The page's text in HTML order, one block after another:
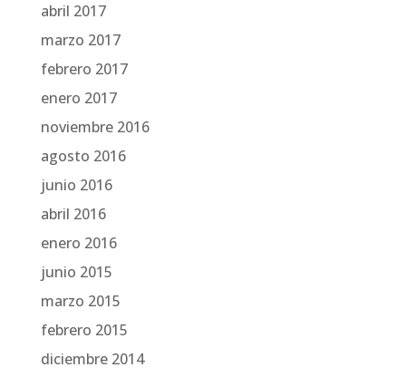
abril 2017
marzo 2017
febrero 2017
enero 2017
noviembre 2016
agosto 2016
junio 2016
abril 2016
enero 2016
junio 2015
marzo 2015
febrero 2015
diciembre 2014